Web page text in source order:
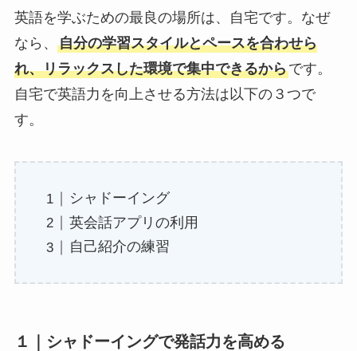
英語を学ぶための最良の場所は、自宅です。なぜ
なら、 自分の学習スタイルとペースを合わせら
れ、リラックスした環境で集中できるからです。
自宅で英語力を向上させる方法は以下の３つで
す。
シャドーイング
英会話アプリの利用
自己紹介の練習
１｜ シャドーイングで発話力を高める